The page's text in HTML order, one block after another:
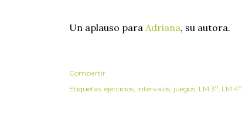
Un aplauso para Adriana, su autora.
Compartir
Etiquetas: ejercicios intervalos juegos LM 3º LM 4º